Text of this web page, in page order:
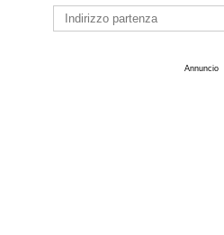
Annuncio